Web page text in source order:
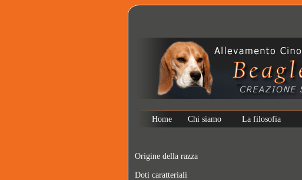
Home Chi siamo La filosofia
Origine della razza
Doti caratteriali